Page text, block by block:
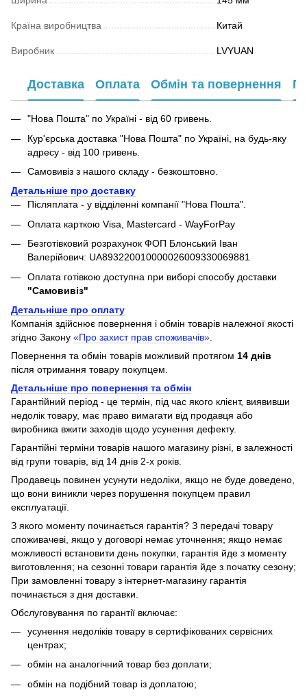
Країна виробництва Китай
Виробник LVYUAN
Доставка Оплата Обмін та повернення
"Нова Пошта" по Україні - від 60 гривень.
Кур'єрська доставка "Нова Пошта" по Україні, на будь-яку
адресу - від 100 гривень.
Самовивіз з нашого складу - безкоштовно.
Детальніше про доставку
Післяплата - у відділенні компанії "Нова Пошта".
Оплата карткою Visa, Mastercard - WayForPay
Безготівковий розрахунок ФОП Блонський Іван
Валерійович: UA893220010000026009330069881
Оплата готівкою доступна при виборі способу доставки
"Самовивіз"
Детальніше про оплату
Компанія здійснює повернення і обмін товарів належної якості
згідно Закону «Про захист прав споживачів»
Повернення та обмін товарів можливий протягом 14 днів
після отримання товару покупцем.
Детальніше про повернення та обмін
Гарантійний період - це термін, під час якого клієнт, виявивши
недолік товару, має право вимагати від продавця або
виробника вжити заходів щодо усунення дефекту.
Гарантійні терміни товарів нашого магазину різні, в залежності
від групи товарів, від 14 днів 2-х років.
Продавець повинен усунути недоліки, якщо не буде доведено,
що вони виникли через порушення покупцем правил
експлуатації.
З якого моменту починається гарантія? З передачі товару
споживачеві, якщо у договорі немає уточнення; якщо немає
можливості встановити день покупки, гарантія йде з моменту
виготовлення; на сезонні товари гарантія йде з початку сезону;
При замовленні товару з інтернет-магазину гарантія
починається з дня доставки.
Обслуговування по гарантії включає:
усунення недоліків товару в сертифікованих сервісних
центрах;
обмін на аналогічний товар без доплати;
обмін на подібний товар із доплатою;